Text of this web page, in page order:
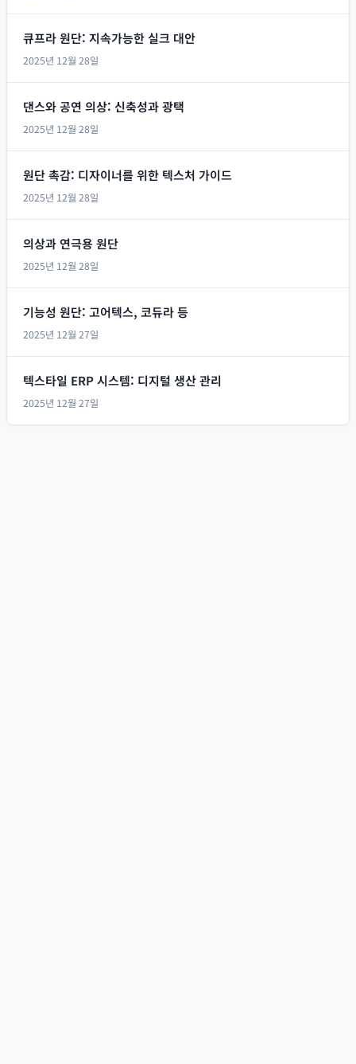
큐프라 원단: 지속가능한 실크 대안
2025년 12월 28일
댄스와 공연 의상: 신축성과 광택
2025년 12월 28일
원단 촉감: 디자이너를 위한 텍스처 가이드
2025년 12월 28일
의상과 연극용 원단
2025년 12월 28일
기능성 원단: 고어텍스, 코듀라 등
2025년 12월 27일
텍스타일 ERP 시스템: 디지털 생산 관리
2025년 12월 27일